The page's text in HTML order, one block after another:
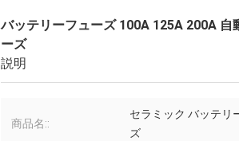
バッテリーフューズ 100A 125A 200A
ーズ
説明
商品名::
セラミック バッテリ
ズ